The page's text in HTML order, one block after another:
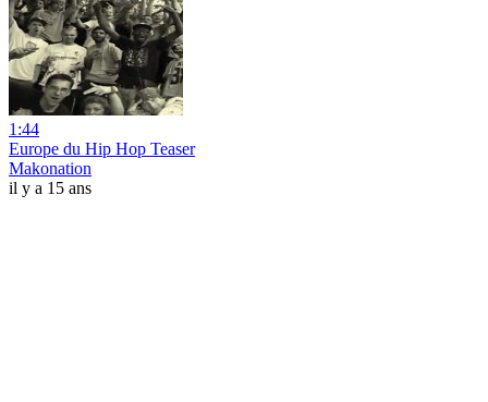
1:44
Europe du Hip Hop Teaser
Makonation
il y a 15 ans